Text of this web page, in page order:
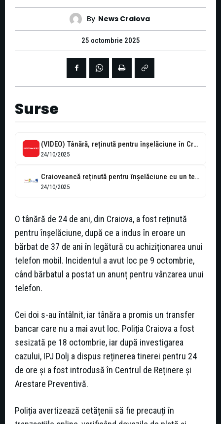
By News Craiova
25 octombrie 2025
Surse
(VIDEO) Tânără, reținută pentru înșelăciune în Craiova – a luat un telefon...
24/10/2025
Craioveancă reținută pentru înșelăciune cu un telefon mobil
24/10/2025
O tânără de 24 de ani, din Craiova, a fost reținută
pentru înșelăciune, după ce a indus în eroare un
bărbat de 37 de ani în legătură cu achiziționarea unui
telefon mobil. Incidentul a avut loc pe 9 octombrie,
când bărbatul a postat un anunț pentru vânzarea unui
telefon.
Cei doi s-au întâlnit, iar tânăra a promis un transfer
bancar care nu a mai avut loc. Poliția Craiova a fost
sesizată pe 18 octombrie, iar după investigarea
cazului, IPJ Dolj a dispus reținerea tinerei pentru 24
de ore și a fost introdusă în Centrul de Reținere și
Arestare Preventivă.
Poliția avertizează cetățenii să fie precauți în